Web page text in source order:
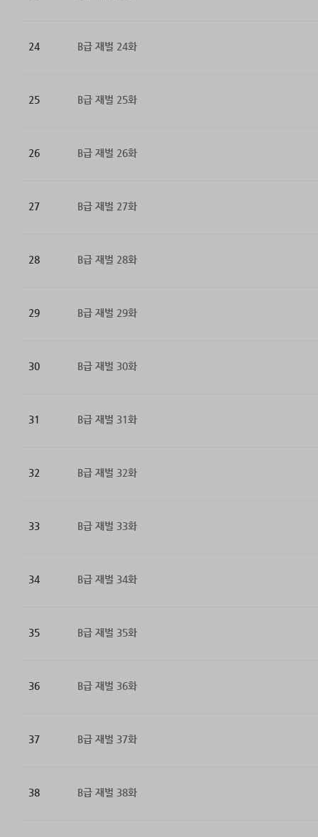
24 B급 재벌 24화
25 B급 재벌 25화
26 B급 재벌 26화
27 B급 재벌 27화
28 B급 재벌 28화
29 B급 재벌 29화
30 B급 재벌 30화
31 B급 재벌 31화
32 B급 재벌 32화
33 B급 재벌 33화
34 B급 재벌 34화
35 B급 재벌 35화
36 B급 재벌 36화
37 B급 재벌 37화
38 B급 재벌 38화